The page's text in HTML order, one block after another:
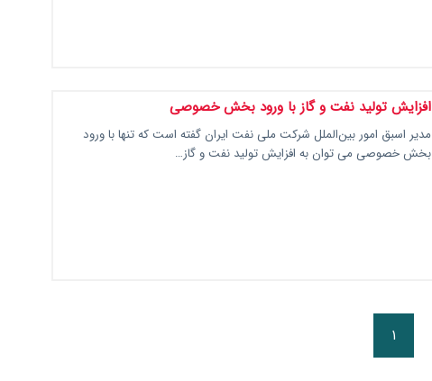
افزایش تولید نفت و گاز با ورود بخش خصوصی
مدیر اسبق امور بین‌الملل شرکت ملی نفت ایران گفته است که تنها با ورود
بخش خصوصی می توان به افزایش تولید نفت و گاز…
۱